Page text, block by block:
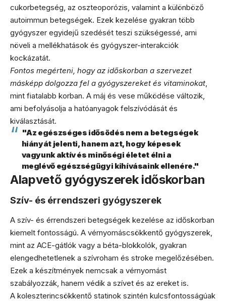
cukorbetegség, az oszteoporózis, valamint a különböző
autoimmun betegségek. Ezek kezelése gyakran több
gyógyszer egyidejű szedését teszi szükségessé, ami
növeli a mellékhatások és gyógyszer-interakciók
kockázatát.
Fontos megérteni, hogy az időskorban a szervezet
másképp dolgozza fel a gyógyszereket és vitaminokat
mint fiatalabb korban. A máj és vese működése változik,
ami befolyásolja a hatóanyagok felszívódását és
kiválasztását.
"Az egészséges idősödés nem a betegségek
hiányát jelenti, hanem azt, hogy képesek
vagyunk aktív és minőségi életet élni a
meglévő egészségügyi kihívásaink ellenére."
Alapvető gyógyszerek időskorban
Szív- és érrendszeri gyógyszerek
A szív- és érrendszeri betegségek kezelése az időskorban
kiemelt fontosságú. A vérnyomáscsökkentő gyógyszerek,
mint az ACE-gátlók vagy a béta-blokkolók, gyakran
elengedhetetlenek a szívroham és stroke megelőzésében.
Ezek a készítmények nemcsak a vérnyomást
szabályozzák, hanem védik a szívet és az ereket is.
A koleszterincsökkentő statinok szintén kulcsfontosságúak